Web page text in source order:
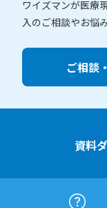
ワイズマンが医療
入のご相談やお悩
ご相談
資料